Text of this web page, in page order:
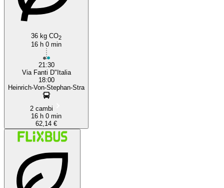
36 kg CO2
16 h 0 min
21:30
Via Fanti D"Italia
18:00
Heinrich-Von-Stephan-Stra
2 cambi
16 h 0 min
62,14 €